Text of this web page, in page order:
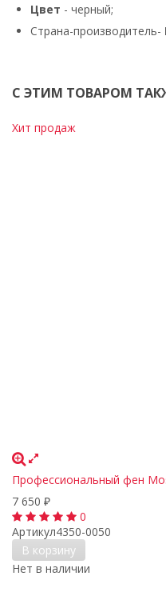
Цвет - черный;
Страна-производитель-
С ЭТИМ ТОВАРОМ
Хит продаж
Профессиональный фен
7 650 ₽
0
Артикул4350-0050
В корзину
Нет в наличии